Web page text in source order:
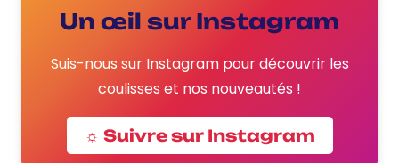
Un œil sur Instagram
Suis-nous sur Instagram pour découvrir les
coulisses et nos nouveautés !
☼ Suivre sur Instagram